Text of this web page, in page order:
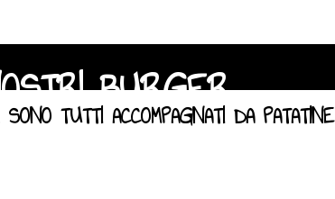
BURGER
TUTTI ACCOMPAGNATI DA PATATINE